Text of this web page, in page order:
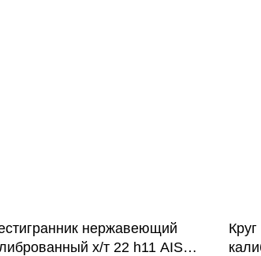
нержавеющий
х/т 22 h11 AISI